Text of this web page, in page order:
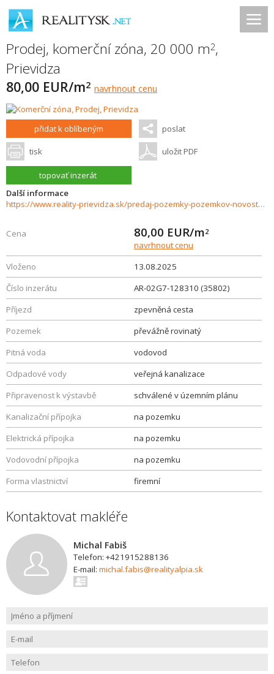
Prodej, komerční zóna, 20 000 m2,
Prievidza
80,00 EUR/m2 navrhnout cenu
přidat k oblíbeným poslat
tisk uložit PDF
topovať inzerát
Další informace
https://www.reality-prievidza.sk/predaj-pozemky-pozemkov-novostavby/Na-predaj-Pozemky-v-obchodnopriemyselnej-zone---Prievidza-35802/?utm_source=areality&utm_medium=xml&utm_term=35802&utm_content=chalupa&utm_campaign=portaly
Cena 80,00 EUR/m2
navrhnout cenu
Vloženo
13.08.2025
Číslo inzerátu
AR-02G7-128310 (35802)
Příjezd
zpevněná cesta
Pozemek
převážně rovinatý
Pitná voda
vodovod
Odpadové vody
veřejná kanalizace
Připravenost k výstavbě
schválené v územním plánu
Kanalizační přípojka
na pozemku
Elektrická přípojka
na pozemku
Vodovodní přípojka
na pozemku
Forma vlastnictví
firemní
Kontaktovat makléře
Michal Fabiš
Telefon: +421915288136
E-mail: michal.fabis@realityalpia.sk